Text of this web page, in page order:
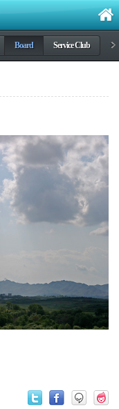
Board Service Club >